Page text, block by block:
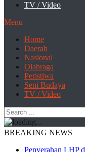
TV / Video
Menu
Home
Daerah
Nasional
Olahraga
Peristiwa
Seni Budaya
TV / Video
BREAKING NEWS
Penyerahan LHP